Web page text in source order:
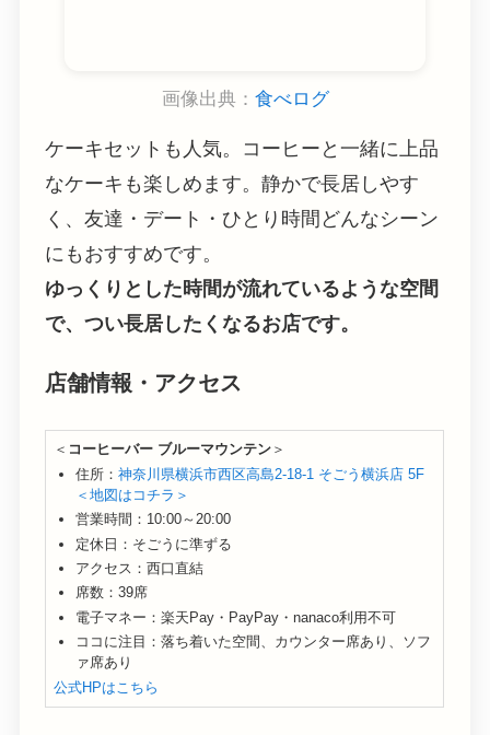
画像出典： 食べログ
ケーキセットも人気。コーヒーと一緒に上品
なケーキも楽しめます。静かで長居しやす
く、友達・デート・ひとり時間どんなシーン
にもおすすめです。
ゆっくりとした時間が流れているような空間
で、つい長居したくなるお店です。
店舗情報・アクセス
＜ コーヒーバー ブルーマウンテン＞
住所： 神奈川県横浜市西区高島2-18-1 そごう横浜店 5F
＜地図はコチラ＞
営業時間：10:00～20:00
定休日：そごうに準ずる
アクセス：西口直結
席数：39席
電子マネー：楽天Pay・PayPay・nanaco利用不可
ココに注目：落ち着いた空間、カウンター席あり、ソフ
ァ席あり
公式HPはこちら